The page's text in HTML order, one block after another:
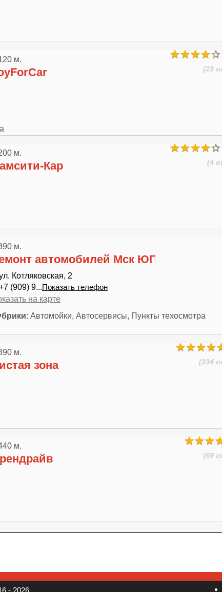
(23
м.
(4
м.
Кар
м.
автомобилей Мск ЮГ
Котляковская, 2
(909) 9...Показать телефон
на карте
: Автомойки, Автосервисы, Пункты техосмотра
(334
м.
зона
(69
м.
- 2026